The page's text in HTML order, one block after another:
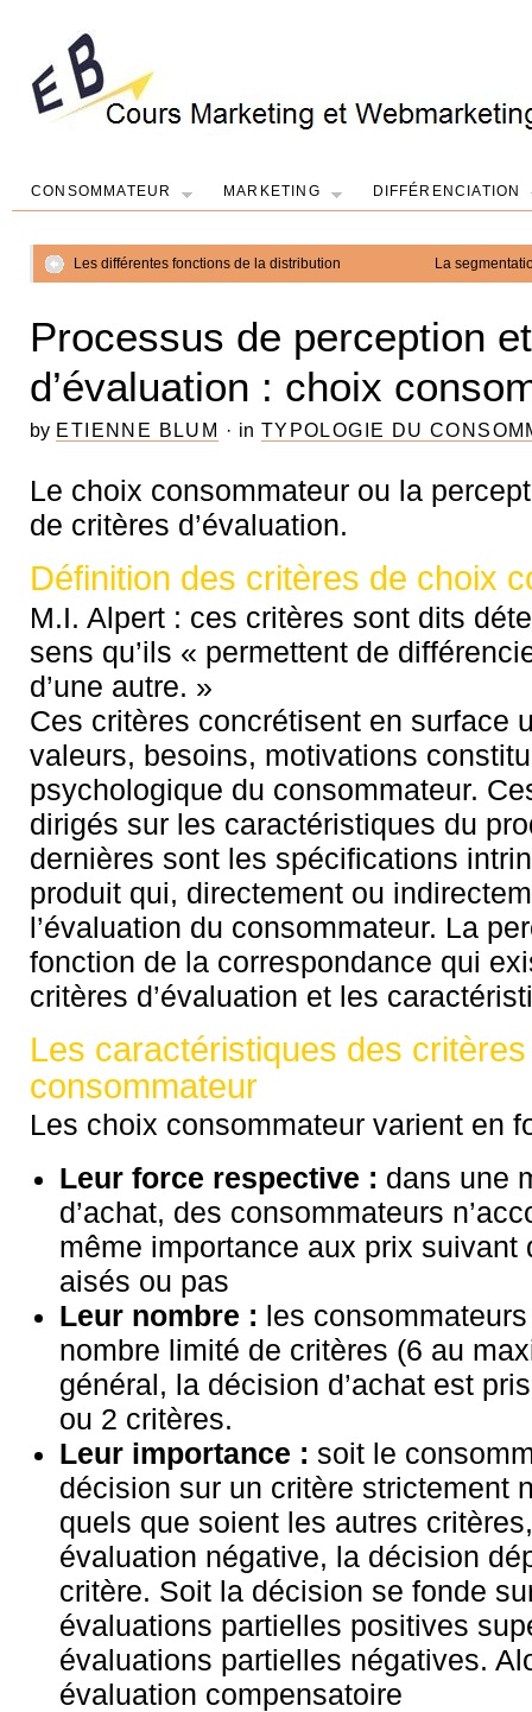
CONSOMMATEUR MARKETING DIFFÉRENCIATION
Les différentes fonctions de la distribution La
Processus de perception et
d’évaluation : choix
by ETIENNE BLUM · in TYPOLOGIE DU
Le choix consommateur ou la
de critères d’évaluation.
Définition des critères de choix
M.I. Alpert : ces critères sont dits
sens qu’ils « permettent de
d’une autre. »
Ces critères concrétisent en surface
valeurs, besoins, motivations
psychologique du consommateur.
dirigés sur les caractéristiques du
dernières sont les spécifications
produit qui, directement ou
l’évaluation du consommateur. La
fonction de la correspondance qui
critères d’évaluation et les
Les caractéristiques des
consommateur
Les choix consommateur varient en
Leur force respective : dans une
d’achat, des consommateurs
même importance aux prix suivant
aisés ou pas
Leur nombre : les
nombre limité de critères (6 au
général, la décision d’achat est
ou 2 critères.
Leur importance : soit le
décision sur un critère strictement
quels que soient les autres
évaluation négative, la décision
critère. Soit la décision se fonde
évaluations partielles positives
évaluations partielles négatives.
évaluation compensatoire